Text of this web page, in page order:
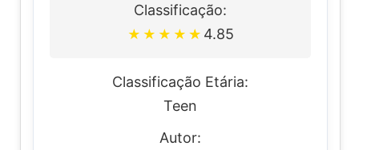
Classificação:
★ ★ ★ ★ ★ 4.85
Classificação Etária:
Teen
Autor: